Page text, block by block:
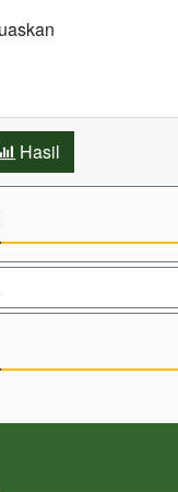
Hasil